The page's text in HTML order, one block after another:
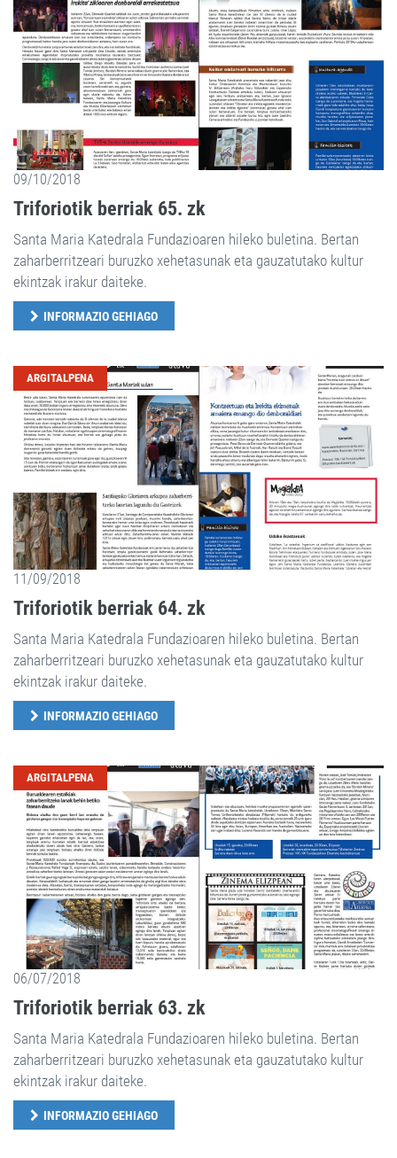
09/10/2018
Triforiotik berriak 65. zk
Santa Maria Katedrala Fundazioaren hileko buletina. Bertan
zaharberritzeari buruzko xehetasunak eta gauzatutako kultur
ekintzak irakur daiteke.
INFORMAZIO GEHIAGO
ARGITALPENA
11/09/2018
Triforiotik berriak 64. zk
Santa Maria Katedrala Fundazioaren hileko buletina. Bertan
zaharberritzeari buruzko xehetasunak eta gauzatutako kultur
ekintzak irakur daiteke.
INFORMAZIO GEHIAGO
ARGITALPENA
06/07/2018
Triforiotik berriak 63. zk
Santa Maria Katedrala Fundazioaren hileko buletina. Bertan
zaharberritzeari buruzko xehetasunak eta gauzatutako kultur
ekintzak irakur daiteke.
INFORMAZIO GEHIAGO